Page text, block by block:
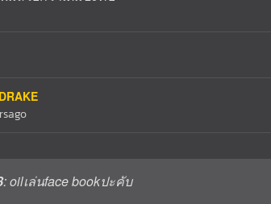
: oilเล่นface bookปะคับ